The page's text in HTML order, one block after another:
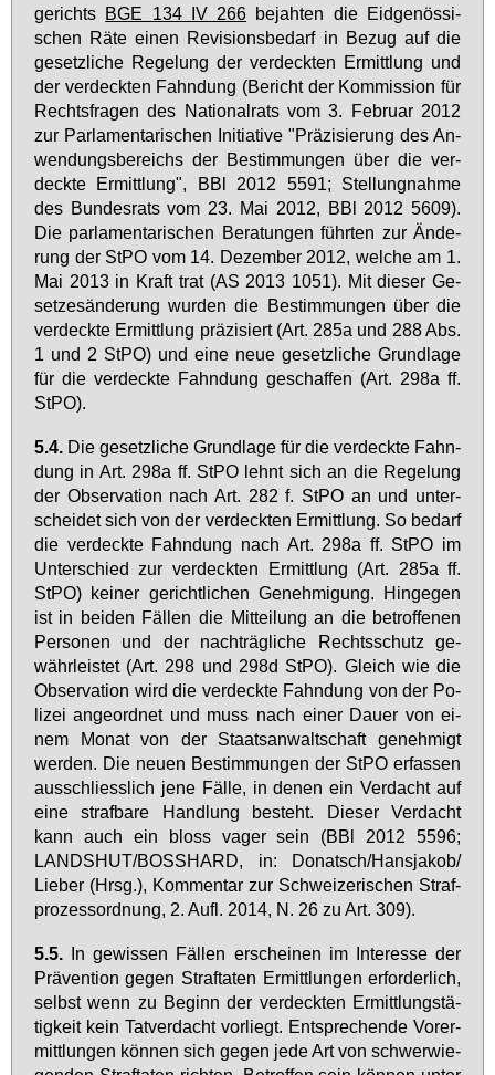
ge­richts BGE 134 IV 266 be­jah­ten die Eid­ge­nös­si­
schen Rä­te ei­nen Re­vi­si­ons­be­darf in Be­zug auf die
ge­setz­li­che Re­ge­lung der ver­deck­ten Er­mitt­lung und
der ver­deck­ten Fahn­dung (Be­richt der Kom­mis­si­on für
Rechts­fra­gen des Na­tio­nal­rats vom 3. Fe­bru­ar 2012
zur Par­la­men­ta­ri­schen In­itia­ti­ve "Prä­zi­sie­rung des An­
wen­dungs­be­reichs der Be­stim­mun­gen über die ver­
deck­te Er­mitt­lung", BBl 2012 5591; Stel­lung­nah­me
des Bun­des­rats vom 23. Mai 2012, BBl 2012 5609).
Die par­la­men­ta­ri­schen Be­ra­tun­gen führ­ten zur Än­de­
rung der StPO vom 14. De­zem­ber 2012, wel­che am 1.
Mai 2013 in Kraft trat (AS 2013 1051). Mit die­ser Ge­
set­zes­än­de­rung wur­den die Be­stim­mun­gen über die
ver­deck­te Er­mitt­lung prä­zi­siert (Art. 285a und 288 Abs.
1 und 2 StPO) und ei­ne neue ge­setz­li­che Grund­la­ge
für die ver­deck­te Fahn­dung ge­schaf­fen (Art. 298a ff.
StPO).
5.4. Die ge­setz­li­che Grund­la­ge für die ver­deck­te Fahn­
dung in Art. 298a ff. StPO lehnt sich an die Re­ge­lung
der Ob­ser­va­ti­on nach Art. 282 f. StPO an und un­ter­
schei­det sich von der ver­deck­ten Er­mitt­lung. So be­darf
die ver­deck­te Fahn­dung nach Art. 298a ff. StPO im
Un­ter­schied zur ver­deck­ten Er­mitt­lung (Art. 285a ff.
StPO) kei­ner ge­richt­li­chen Ge­neh­mi­gung. Hin­ge­gen
ist in bei­den Fäl­len die Mit­tei­lung an die be­trof­fe­nen
Per­so­nen und der nach­träg­li­che Rechts­schutz ge­
währ­leis­tet (Art. 298 und 298d StPO). Gleich wie die
Ob­ser­va­ti­on wird die ver­deck­te Fahn­dung von der Po­
li­zei an­ge­ord­net und muss nach ei­ner Dau­er von ei­
nem Mo­nat von der Staats­an­walt­schaft ge­neh­migt
wer­den. Die neu­en Be­stim­mun­gen der StPO er­fas­sen
aus­schliess­lich je­ne Fäl­le, in de­nen ein Ver­dacht auf
ei­ne straf­ba­re Hand­lung be­steht. Die­ser Ver­dacht
kann auch ein bloss va­ger sein (BBl 2012 5596;
LANDS­HUT/BOSS­HARD, in: Do­natsch/Hans­ja­kob/
Lie­ber (Hrsg.), Kom­men­tar zur Schwei­ze­ri­schen Straf­
pro­zess­ord­nung, 2. Aufl. 2014, N. 26 zu Art. 309).
5.5. In ge­wis­sen Fäl­len er­schei­nen im In­ter­es­se der
Prä­ven­ti­on ge­gen Straf­ta­ten Er­mitt­lun­gen er­for­der­lich,
selbst wenn zu Be­ginn der ver­deck­ten Er­mitt­lungs­tä­
tig­keit kein Tat­ver­dacht vor­liegt. Ent­spre­chen­de Vor­er­
mitt­lun­gen kön­nen sich ge­gen je­de Art von schwer­wie­